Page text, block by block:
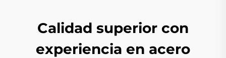
Calidad superior con
experiencia en acero